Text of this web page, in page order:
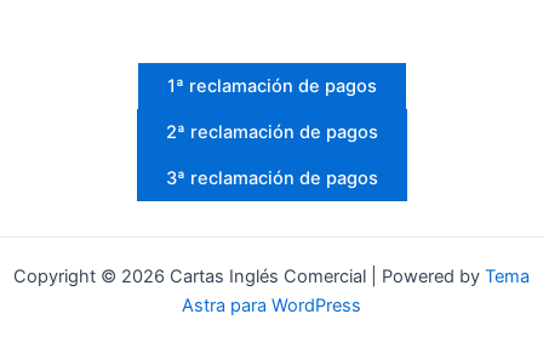
1ª reclamación de pagos
2ª reclamación de pagos
3ª reclamación de pagos
Copyright © 2026 Cartas Inglés Comercial | Powered by Tema
Astra para WordPress